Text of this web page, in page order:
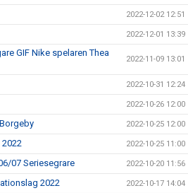
2022-12-02 12:51
2022-12-01 13:39
GIF Nike spelaren Thea
2022-11-09 13:01
2022-10-31 12:24
2022-10-26 12:00
2022-10-25 12:00
2022-10-25 11:00
07 Seriesegrare 2022-10-20 11:56
2022 2022-10-17 14:04